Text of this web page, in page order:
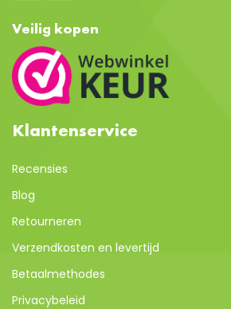
Veilig kopen
Klantenservice
Recensies
Blog
Retourneren
Verzendkosten en levertijd
Betaalmethodes
Privacybeleid